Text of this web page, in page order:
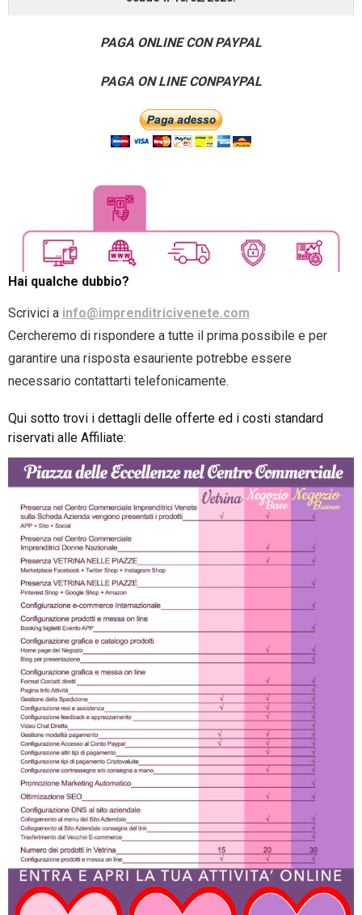
PAGA ONLINE CON PAYPAL
PAGA ON LINE CONPAYPAL
Hai qualche dubbio?
Scrivici a info@imprenditricivenete.com
Cercheremo di rispondere a tutte il prima possibile e per
garantire una risposta esauriente potrebbe essere
necessario contattarti telefonicamente.
Qui sotto trovi i dettagli delle offerte ed i costi standard
riservati alle Affiliate: